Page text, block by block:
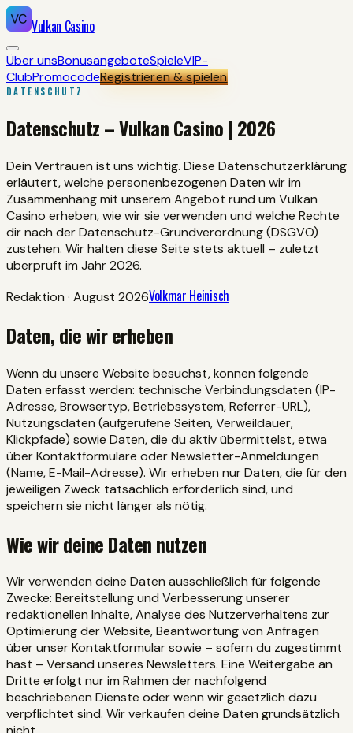
Vulkan Casino
Über unsBonusangeboteSpieleVIP-
ClubPromocodeRegistrieren & spielen
DATENSCHUTZ
Datenschutz – Vulkan Casino | 2026
Dein Vertrauen ist uns wichtig. Diese Datenschutzerklärung
erläutert, welche personenbezogenen Daten wir im
Zusammenhang mit unserem Angebot rund um Vulkan
Casino erheben, wie wir sie verwenden und welche Rechte
dir nach der Datenschutz-Grundverordnung (DSGVO)
zustehen. Wir halten diese Seite stets aktuell – zuletzt
überprüft im Jahr 2026.
Redaktion · August 2026Volkmar Heinisch
Daten, die wir erheben
Wenn du unsere Website besuchst, können folgende
Daten erfasst werden: technische Verbindungsdaten (IP-
Adresse, Browsertyp, Betriebssystem, Referrer-URL),
Nutzungsdaten (aufgerufene Seiten, Verweildauer,
Klickpfade) sowie Daten, die du aktiv übermittelst, etwa
über Kontaktformulare oder Newsletter-Anmeldungen
(Name, E-Mail-Adresse). Wir erheben nur Daten, die für den
jeweiligen Zweck tatsächlich erforderlich sind, und
speichern sie nicht länger als nötig.
Wie wir deine Daten nutzen
Wir verwenden deine Daten ausschließlich für folgende
Zwecke: Bereitstellung und Verbesserung unserer
redaktionellen Inhalte, Analyse des Nutzerverhaltens zur
Optimierung der Website, Beantwortung von Anfragen
über unser Kontaktformular sowie – sofern du zugestimmt
hast – Versand unseres Newsletters. Eine Weitergabe an
Dritte erfolgt nur im Rahmen der nachfolgend
beschriebenen Dienste oder wenn wir gesetzlich dazu
verpflichtet sind. Wir verkaufen deine Daten grundsätzlich